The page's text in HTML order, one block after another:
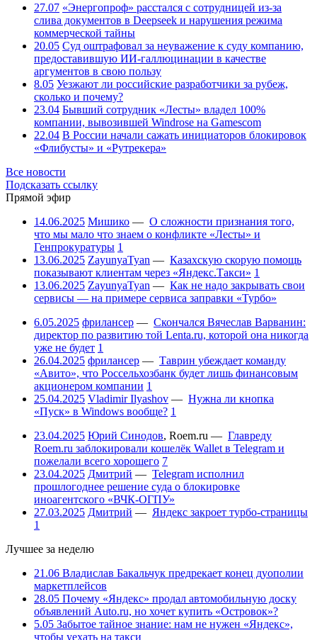
27.07 «Энергопроф» расстался с сотрудницей из-за
слива документов в Deepseek и нарушения режима
коммерческой тайны
20.05 Суд оштрафовал за неуважение к суду компанию,
предоставившую ИИ-галлюцинации в качестве
аргументов в свою пользу
8.05 Уезжают ли российские разработчики за рубеж,
сколько и почему?
23.04 Бывший сотрудник «Лесты» владел 100%
компании, вывозившей Windrose на Gamescom
22.04 В России начали сажать инициаторов блокировок
«Флибусты» и «Рутрекера»
Все новости
Подсказать ссылку
Прямой эфир
14.06.2025 Мишико — О сложности признания того,
что мы мало что знаем о конфликте «Лесты» и
Генпрокуратуры 1
13.06.2025 ZayunyaTyan — Казахскую скорую помощь
показывают клиентам через «Яндекс.Такси» 1
13.06.2025 ZayunyaTyan — Как не надо закрывать свои
сервисы — на примере сервиса заправки «Турбо»
6.05.2025 фрилансер — Скончался Вячеслав Варванин:
директор по развитию той Lenta.ru, которой она никогда
уже не будет 1
26.04.2025 фрилансер — Таврин убеждает команду
«Авито», что Россельхозбанк будет лишь финансовым
акционером компании 1
25.04.2025 Vladimir Ilyashov — Нужна ли кнопка
«Пуск» в Windows вообще? 1
23.04.2025 Юрий Синодов, Roem.ru — Главреду
Roem.ru заблокировали кошелёк Wallet в Telegram и
пожелали всего хорошего 7
23.04.2025 Дмитрий — Telegram исполнил
прошлогоднее решение суда о блокировке
иноагентского «ВЧК-ОГПУ»
27.03.2025 Дмитрий — Яндекс закроет турбо-страницы
1
Лучшее за неделю
21.06 Владислав Бакальчук предрекает конец дуополии
маркетплейсов
28.05 Почему «Яндекс» продал автомобильную доску
объявлений Auto.ru, но хочет купить «Островок»?
5.05 Забытое тайное знание: нам не нужен «Яндекс»,
чтобы уехать на такси